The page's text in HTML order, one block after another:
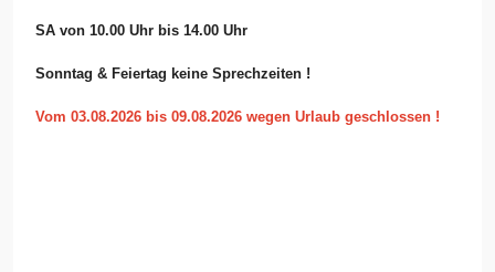
SA von 10.00 Uhr bis 14.00 Uhr
Sonntag & Feiertag keine Sprechzeiten !
Vom 03.08.2026 bis 09.08.2026 wegen Urlaub geschlossen !